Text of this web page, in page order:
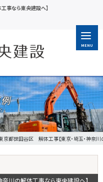
事なら東央建設へ】
MENU
京都世田谷区 解体工事【東京・埼玉・神奈